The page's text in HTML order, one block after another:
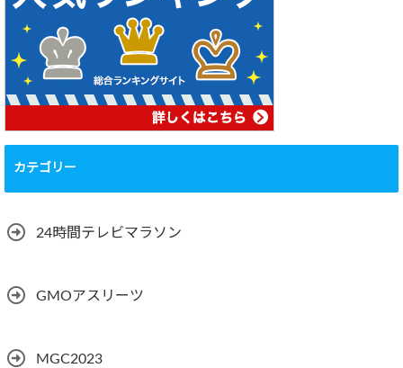
カテゴリー
24時間テレビマラソン
GMOアスリーツ
MGC2023